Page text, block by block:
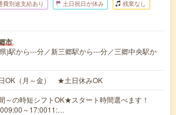
費別途支給あり 土日祝日が休み 残業なし
市
)駅から---分／新三郷駅から---分／三郷中央駅か
OK（月～金） ★土日休みOK
～の時短シフトOK★スタート時間選べます！
～17:0011:…